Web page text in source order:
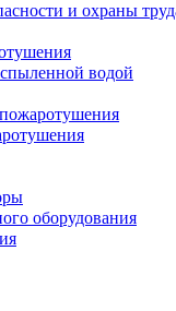
и охраны
водой
оборудования